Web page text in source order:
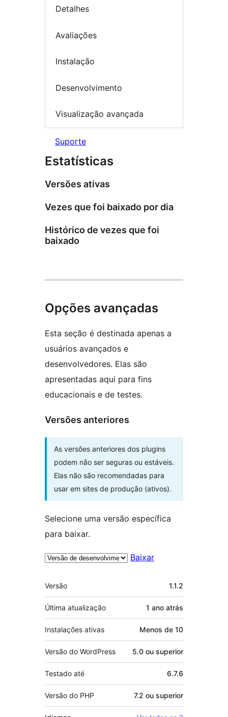
Detalhes
Avaliações
Instalação
Desenvolvimento
Visualização avançada
Suporte
Estatísticas
Versões ativas
Vezes que foi baixado por dia
Histórico de vezes que foi
baixado
Opções avançadas
Esta seção é destinada apenas a
usuários avançados e
desenvolvedores. Elas são
apresentadas aqui para fins
educacionais e de testes.
Versões anteriores
As versões anteriores dos plugins
podem não ser seguras ou estáveis.
Elas não são recomendadas para
usar em sites de produção (ativos).
Selecione uma versão específica
para baixar.
Baixar
Meta
Versão 1.1.2
Última atualização 1 ano atrás
Instalações ativas Menos de 10
Versão do WordPress 5.0 ou superior
Testado até 6.7.6
Versão do PHP 7.2 ou superior